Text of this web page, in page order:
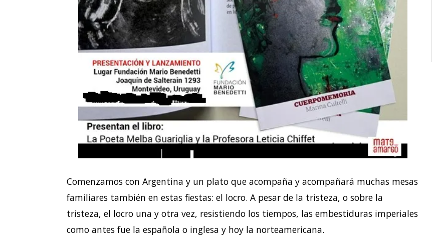
Comenzamos con Argentina y un plato que acompaña y acompañará muchas mesas
familiares también en estas fiestas: el locro. A pesar de la tristeza, o sobre la
tristeza, el locro una y otra vez, resistiendo los tiempos, las embestiduras imperiales
como antes fue la española o inglesa y hoy la norteamericana.